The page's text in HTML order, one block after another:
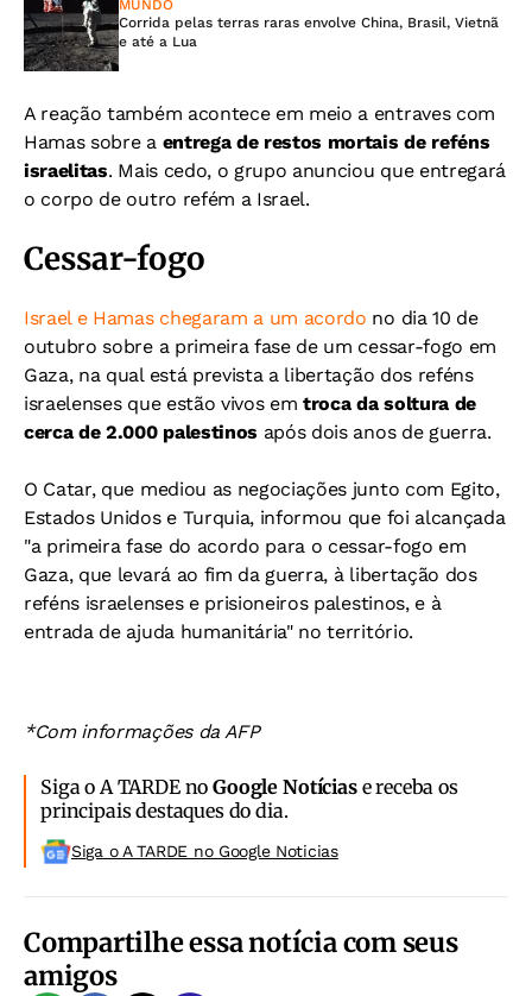
MUNDO
Corrida pelas terras raras envolve China, Brasil, Vietnã
e até a Lua
A reação também acontece em meio a entraves com
Hamas sobre a entrega de restos mortais de reféns
israelitas. Mais cedo, o grupo anunciou que entregará
o corpo de outro refém a Israel.
Cessar-fogo
Israel e Hamas chegaram a um acordo no dia 10 de
outubro sobre a primeira fase de um cessar-fogo em
Gaza, na qual está prevista a libertação dos reféns
israelenses que estão vivos em troca da soltura de
cerca de 2.000 palestinos após dois anos de guerra.
O Catar, que mediou as negociações junto com Egito,
Estados Unidos e Turquia, informou que foi alcançada
"a primeira fase do acordo para o cessar-fogo em
Gaza, que levará ao fim da guerra, à libertação dos
reféns israelenses e prisioneiros palestinos, e à
entrada de ajuda humanitária" no território.
*Com informações da AFP
Siga o A TARDE noGoogle Notíciase receba os
principais destaques do dia.
Siga o A TARDE no Google Noticias
Compartilhe essa notícia com seus
amigos